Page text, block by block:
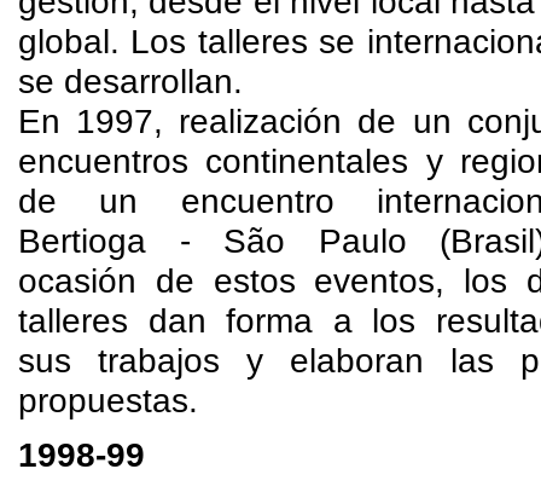
global. Los talleres se
se desarrollan.
En 1997, realización de un
encuentros continentales y
de un encuentro
Bertioga - São Paulo
ocasión de estos eventos, los
talleres dan forma a los
sus trabajos y elaboran las
propuestas.
1998-99